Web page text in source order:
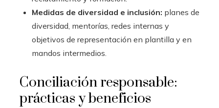
Medidas de diversidad e inclusión: planes de
diversidad, mentorías, redes internas y
objetivos de representación en plantilla y en
mandos intermedios.
Conciliación responsable:
prácticas y beneficios